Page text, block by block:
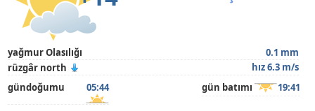
yağmur Olasılığı
0.1 mm
rüzgâr north
hız 6.3 m/s
gündoğumu
05:44 gün batımı 19:41